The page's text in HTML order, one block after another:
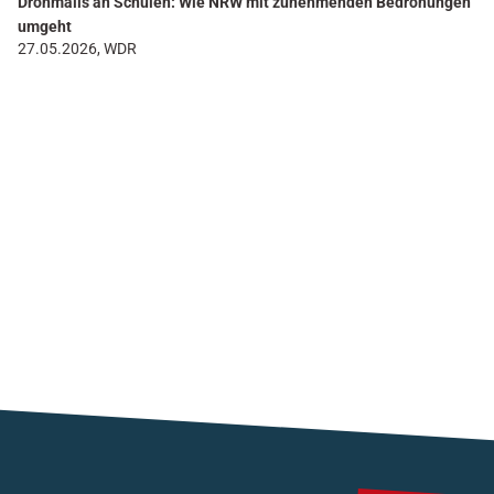
umgeht
27.05.2026, WDR